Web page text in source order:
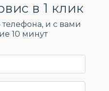
в 1 клик
и c вами
10 минут